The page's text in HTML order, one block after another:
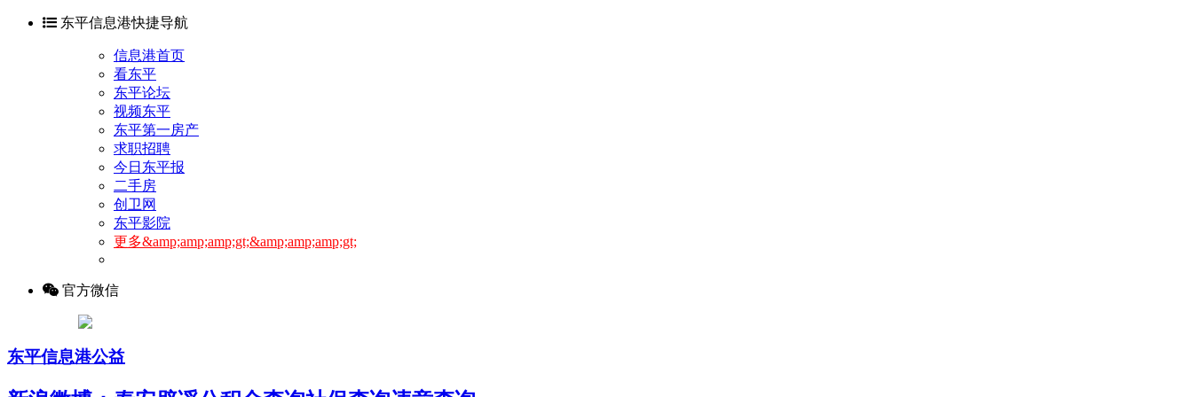
东平信息港快捷导航
信息港首页
看东平
东平论坛
视频东平
东平第一房产
求职招聘
今日东平报
二手房
创卫网
东平影院
更多&amp;amp;amp;gt;&amp;amp;amp;gt;
官方微信
东平信息港公益